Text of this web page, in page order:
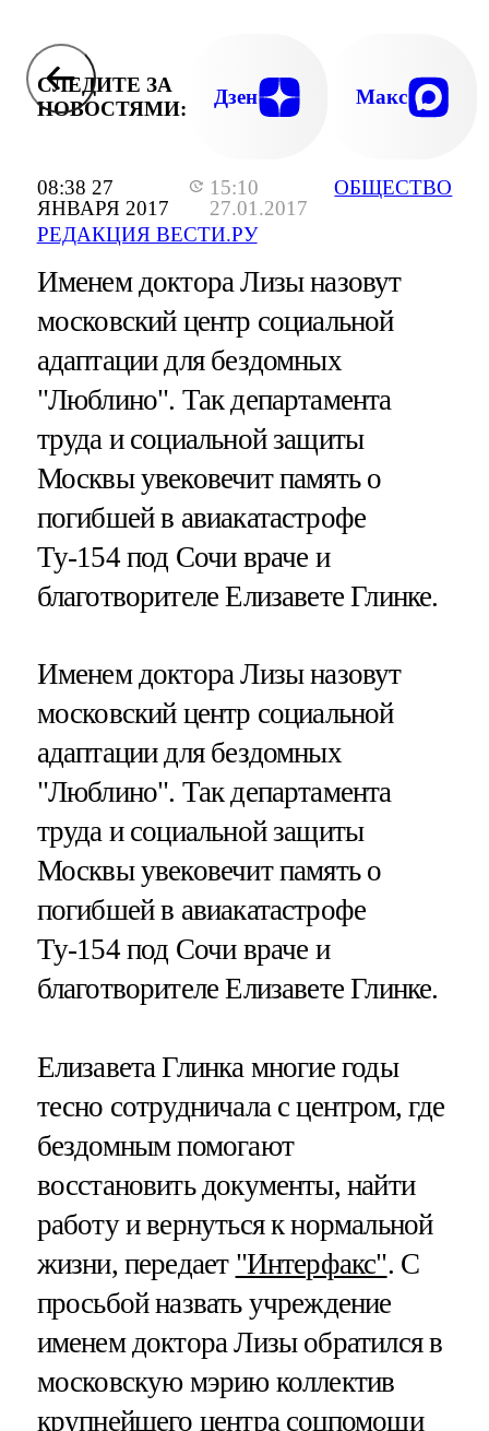
08:38 27
ЯНВАРЯ 2017
15:10
27.01.2017
РЕДАКЦИЯ ВЕСТИ.РУ
ОБЩЕСТВО
СЛЕДИТЕ ЗА
НОВОСТЯМИ:
Дзен Макс
Именем доктора Лизы назовут
московский центр социальной
адаптации для бездомных
"Люблино". Так департамента
труда и социальной защиты
Москвы увековечит память о
погибшей в авиакатастрофе
Ту-154 под Сочи враче и
благотворителе Елизавете Глинке.
Именем доктора Лизы назовут
московский центр социальной
адаптации для бездомных
"Люблино". Так департамента
труда и социальной защиты
Москвы увековечит память о
погибшей в авиакатастрофе
Ту-154 под Сочи враче и
благотворителе Елизавете Глинке.
Елизавета Глинка многие годы
тесно сотрудничала с центром, где
бездомным помогают
восстановить документы, найти
работу и вернуться к нормальной
жизни, передает "Интерфакс". С
просьбой назвать учреждение
именем доктора Лизы обратился в
московскую мэрию коллектив
крупнейшего центра соцпомощи